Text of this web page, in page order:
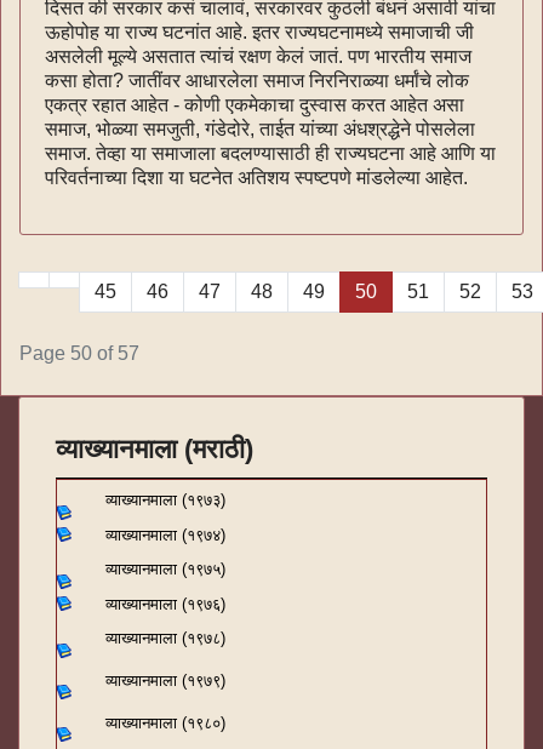
दिसत की सरकार कसं चालावं, सरकारवर कुठली बंधनं असावी यांचा
ऊहोपोह या राज्य घटनांत आहे. इतर राज्यघटनामध्ये समाजाची जी
असलेली मूल्ये असतात त्यांचं रक्षण केलं जातं. पण भारतीय समाज
कसा होता? जातींवर आधारलेला समाज निरनिराळ्या धर्मांचे लोक
एकत्र रहात आहेत - कोणी एकमेकाचा दुस्वास करत आहेत असा
समाज, भोळ्या समजुती, गंडेदोरे, ताईत यांच्या अंधश्रद्धेने पोसलेला
समाज. तेव्हा या समाजाला बदलण्यासाठी ही राज्यघटना आहे आणि या
परिवर्तनाच्या दिशा या घटनेत अतिशय स्पष्टपणे मांडलेल्या आहेत.
45 46 47 48 49 50 51 52 53
Page 50 of 57
व्याख्यानमाला (मराठी)
व्याख्यानमाला (१९७३)
व्याख्यानमाला (१९७४)
व्याख्यानमाला (१९७५)
व्याख्यानमाला (१९७६)
व्याख्यानमाला (१९७८)
व्याख्यानमाला (१९७९)
व्याख्यानमाला (१९८०)